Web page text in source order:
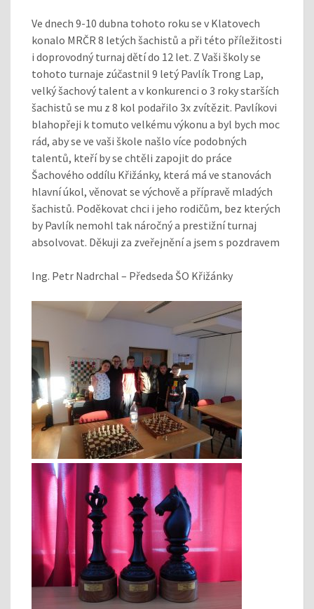
Ve dnech 9-10 dubna tohoto roku se v Klatovech
konalo MRČR 8 letých šachistů a při této příležitosti
i doprovodný turnaj dětí do 12 let. Z Vaši školy se
tohoto turnaje zúčastnil 9 letý Pavlík Trong Lap,
velký šachový talent a v konkurenci o 3 roky starších
šachistů se mu z 8 kol podařilo 3x zvítězit. Pavlíkovi
blahopřeji k tomuto velkému výkonu a byl bych moc
rád, aby se ve vaši škole našlo více podobných
talentů, kteří by se chtěli zapojit do práce
Šachového oddílu Křižánky, která má ve stanovách
hlavní úkol, věnovat se výchově a přípravě mladých
šachistů. Poděkovat chci i jeho rodičům, bez kterých
by Pavlík nemohl tak náročný a prestižní turnaj
absolvovat. Děkuji za zveřejnění a jsem s pozdravem
Ing. Petr Nadrchal – Předseda ŠO Křižánky